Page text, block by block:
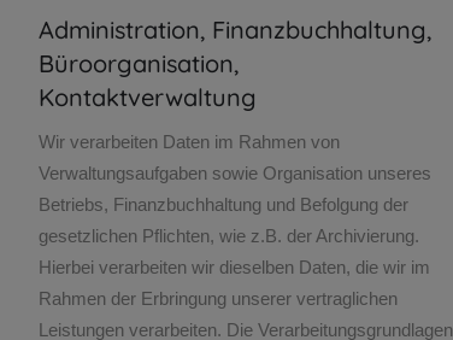
Administration, Finanzbuchhaltung,
Büroorganisation,
Kontaktverwaltung
Wir verarbeiten Daten im Rahmen von
Verwaltungsaufgaben sowie Organisation unseres
Betriebs, Finanzbuchhaltung und Befolgung der
gesetzlichen Pflichten, wie z.B. der Archivierung.
Hierbei verarbeiten wir dieselben Daten, die wir im
Rahmen der Erbringung unserer vertraglichen
Leistungen verarbeiten. Die Verarbeitungsgrundlagen